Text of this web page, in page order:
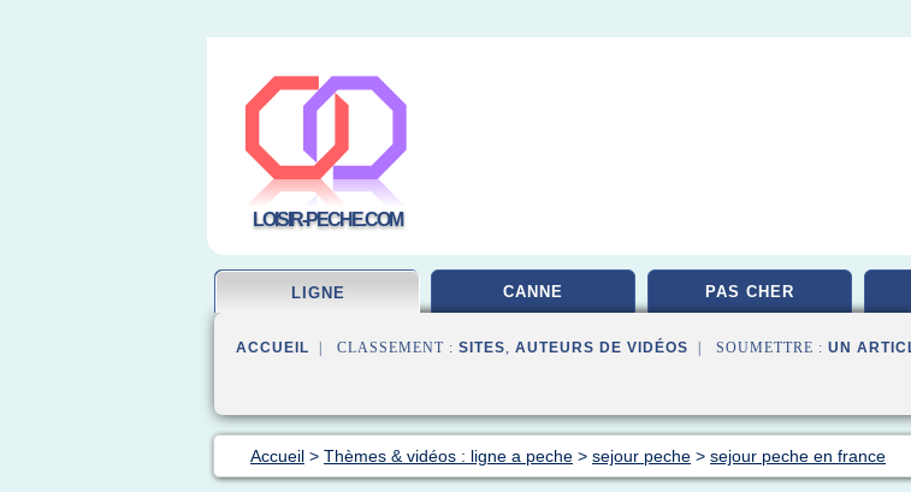
LOISIR-PECHE.COM
LIGNE CANNE PAS CHER
ACCUEIL | CLASSEMENT : SITES, AUTEURS DE VIDÉOS | SOUMETTRE : UN
Accueil > Thèmes & vidéos : ligne a peche > sejour peche > sejour peche en france